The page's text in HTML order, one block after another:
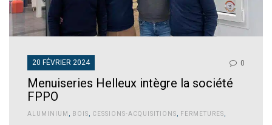
20 FÉVRIER 2024 0
Menuiseries Helleux intègre la société
FPPO
ALUMINIUM , BOIS, CESSIONS-ACQUISITIONS, FERMETURES,